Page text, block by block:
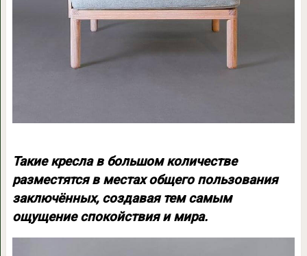
Такие кресла в большом количестве
разместятся в местах общего пользования
заключённых, создавая тем самым
ощущение спокойствия и мира.